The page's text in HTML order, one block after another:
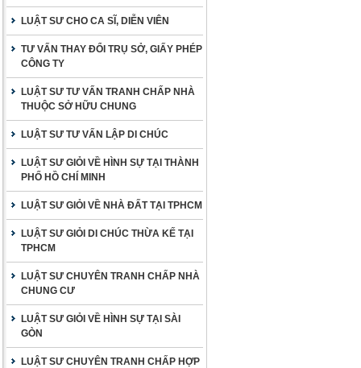
LUẬT SƯ CHO CA SĨ, DIỄN VIÊN
TƯ VẤN THAY ĐỔI TRỤ SỞ, GIẤY PHÉP
CÔNG TY
LUẬT SƯ TƯ VẤN TRANH CHẤP NHÀ
THUỘC SỞ HỮU CHUNG
LUẬT SƯ TƯ VẤN LẬP DI CHÚC
LUẬT SƯ GIỎI VỀ HÌNH SỰ TẠI THÀNH
PHỐ HỒ CHÍ MINH
LUẬT SƯ GIỎI VỀ NHÀ ĐẤT TẠI TPHCM
LUẬT SƯ GIỎI DI CHÚC THỪA KẾ TẠI
TPHCM
LUẬT SƯ CHUYÊN TRANH CHẤP NHÀ
CHUNG CƯ
LUẬT SƯ GIỎI VỀ HÌNH SỰ TẠI SÀI
GÒN
LUẬT SƯ CHUYÊN TRANH CHẤP HỢP